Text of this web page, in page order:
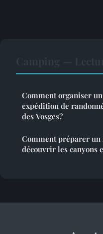
Comment organiser
expédition de
des Vosges?
Comment préparer
découvrir les canyons